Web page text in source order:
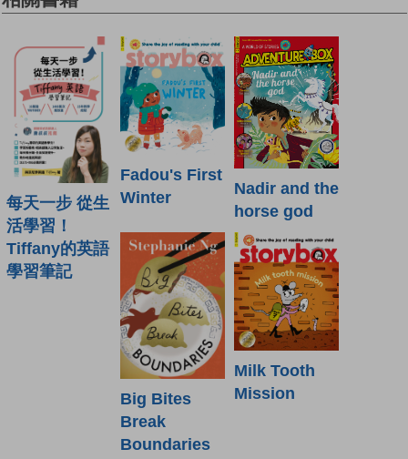
每天一步 從生
活學習！
Tiffany的英語
學習筆記
Fadou's First
Winter
Nadir and the
horse god
Big Bites
Break
Boundaries
Milk Tooth
Mission